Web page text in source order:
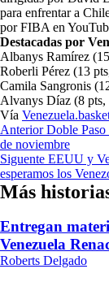
para enfrentar a
por FIBA en
Destacadas por
Albanys Ramírez
Roberli Pérez (13
Camila Sangronis
Alvanys Díaz (8 pts,
Vía
Navegación
de
entradas
AnteriorDoble Paso
de noviembre
Siguente EEUU y
esperamos los
Más
Entregan
Venezuela
Roberts Delgado